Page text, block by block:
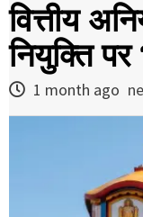
वित्तीय
नियुक्ति
1 month ago